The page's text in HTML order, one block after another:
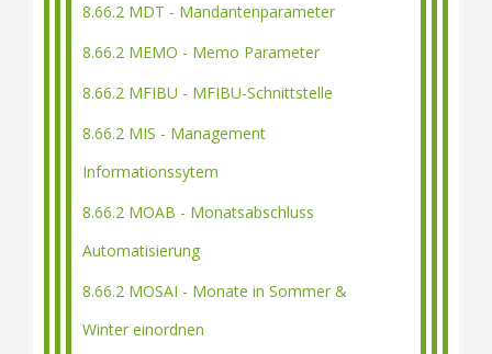
8.66.2 MDT - Mandantenparameter
8.66.2 MEMO - Memo Parameter
8.66.2 MFIBU - MFIBU-Schnittstelle
8.66.2 MIS - Management
Informationssytem
8.66.2 MOAB - Monatsabschluss
Automatisierung
8.66.2 MOSAI - Monate in Sommer &
Winter einordnen